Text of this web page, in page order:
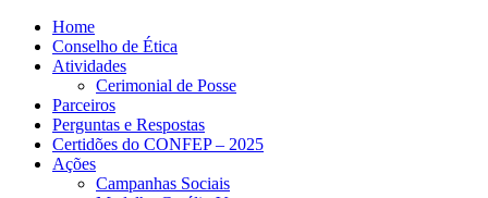
Home
Conselho de Ética
Atividades
Cerimonial de Posse
Parceiros
Perguntas e Respostas
Certidões do CONFEP – 2025
Ações
Campanhas Sociais